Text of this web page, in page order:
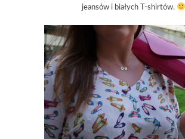
jeansów i białych T-shirtów.